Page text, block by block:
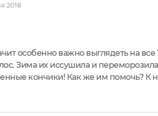
2018
особенно важно выглядеть на все
Зима их иссушила и
кончики! Как же им помочь? К